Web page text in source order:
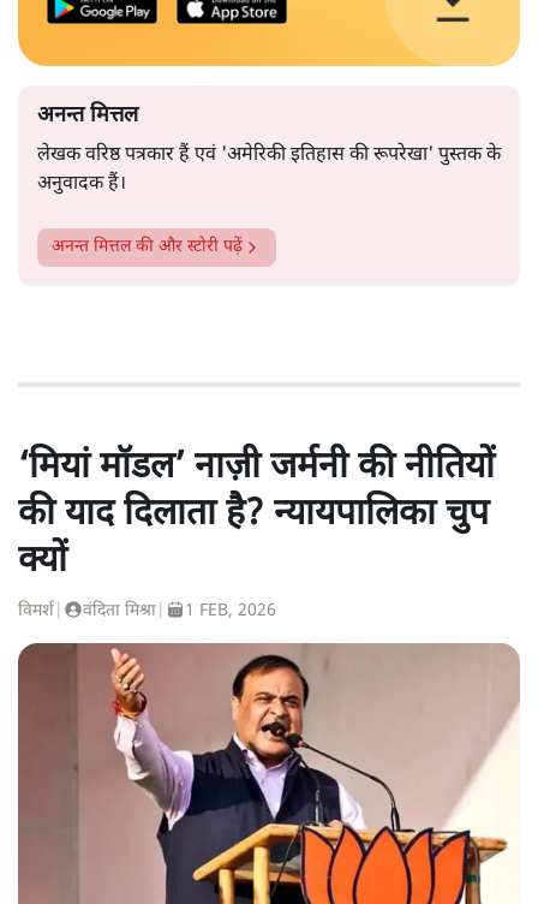
अनन्त मित्तल
लेखक वरिष्ठ पत्रकार हैं एवं 'अमेरिकी इतिहास की रूपरेखा' पुस्तक के
अनुवादक हैं।
अनन्त मित्तलकी और स्टोरी पढ़ें
‘मियां मॉडल’ नाज़ी जर्मनी की नीतियों
की याद दिलाता है? न्यायपालिका चुप
क्यों
विमर्श वंदिता मिश्रा 1 FEB, 2026